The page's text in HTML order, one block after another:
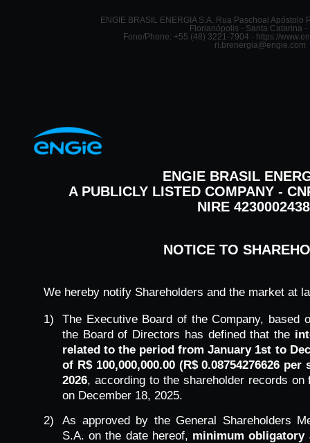
ENGIE BRASIL ENERGIA S.A. Rua Paschoal Apóstolo
Florianópolis - Santa Catarina -
Fone/Phone: +55 (48) 3221-7904 - https://
ri.brenergia@engie.com
ENGIE BRASIL
A PUBLICLY LISTED COMPANY -
NIRE
NOTICE TO
We hereby notify Shareholders and the market at
1)
The Executive Board of the Company, based
the Board of Directors has defined that the
related to the period from January 1st to
of R$ 100,000,000.00 (R$ 0.08754276626
2026, according to the shareholder records
on December 18, 2025.
2)
As approved by the General Shareholders
S.A. on the date hereof, minimum obligatory